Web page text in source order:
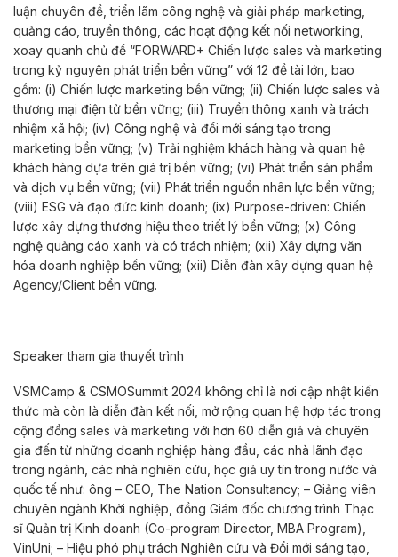
luận chuyên đề, triển lãm công nghệ và giải pháp marketing,
quảng cáo, truyền thông, các hoạt động kết nối networking,
xoay quanh chủ đề “FORWARD+ Chiến lược sales và marketing
trong kỷ nguyên phát triển bền vững” với 12 đề tài lớn, bao
gồm: (i) Chiến lược marketing bền vững; (ii) Chiến lược sales và
thương mại điện tử bền vững; (iii) Truyền thông xanh và trách
nhiệm xã hội; (iv) Công nghệ và đổi mới sáng tạo trong
marketing bền vững; (v) Trải nghiệm khách hàng và quan hệ
khách hàng dựa trên giá trị bền vững; (vi) Phát triển sản phẩm
và dịch vụ bền vững; (vii) Phát triển nguồn nhân lực bền vững;
(viii) ESG và đạo đức kinh doanh; (ix) Purpose-driven: Chiến
lược xây dựng thương hiệu theo triết lý bền vững; (x) Công
nghệ quảng cáo xanh và có trách nhiệm; (xii) Xây dựng văn
hóa doanh nghiệp bền vững; (xii) Diễn đàn xây dựng quan hệ
Agency/Client bền vững.
Speaker tham gia thuyết trình
VSMCamp & CSMOSummit 2024 không chỉ là nơi cập nhật kiến
thức mà còn là diễn đàn kết nối, mở rộng quan hệ hợp tác trong
cộng đồng sales và marketing với hơn 60 diễn giả và chuyên
gia đến từ những doanh nghiệp hàng đầu, các nhà lãnh đạo
trong ngành, các nhà nghiên cứu, học giả uy tín trong nước và
quốc tế như: ông – CEO, The Nation Consultancy; – Giảng viên
chuyên ngành Khởi nghiệp, đồng Giám đốc chương trình Thạc
sĩ Quản trị Kinh doanh (Co-program Director, MBA Program),
VinUni; – Hiệu phó phụ trách Nghiên cứu và Đổi mới sáng tạo,